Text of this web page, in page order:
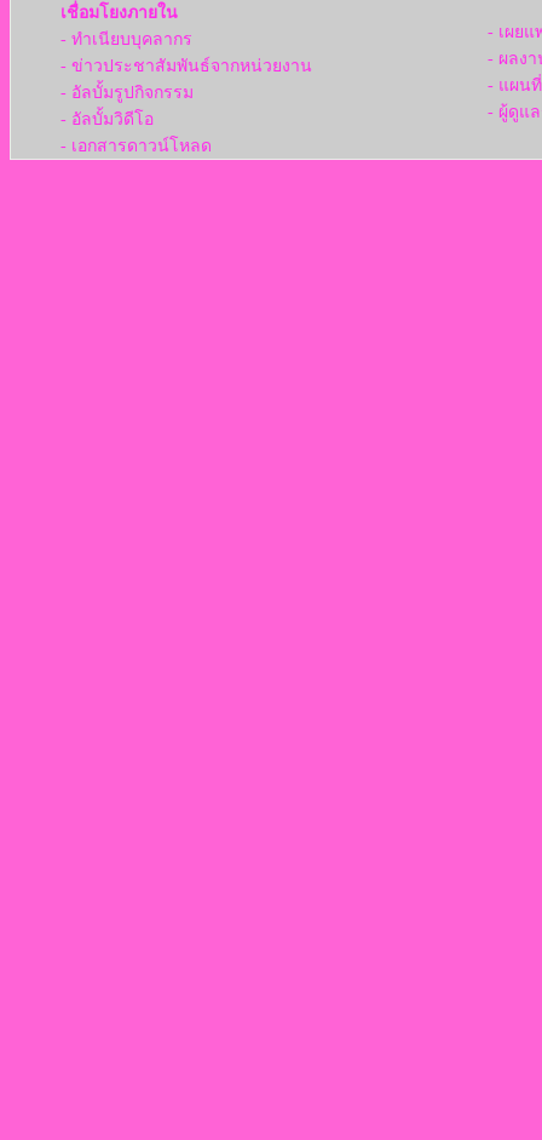
เชื่อมโยงภายใน
- ทำเนียบบุคลากร
- ข่าวประชาสัมพันธ์จากหน่วยงาน
- อัลบั้มรูปกิจกรรม
- อัลบั้มวิดีโอ
- เอกสารดาวน์โหลด
- เผย
- ผลง
- แผน
- ผู้ดูแ